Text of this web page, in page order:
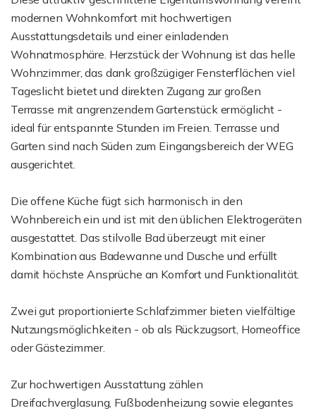
modernen Wohnkomfort mit hochwertigen
Ausstattungsdetails und einer einladenden
Wohnatmosphäre. Herzstück der Wohnung ist das helle
Wohnzimmer, das dank großzügiger Fensterflächen viel
Tageslicht bietet und direkten Zugang zur großen
Terrasse mit angrenzendem Gartenstück ermöglicht -
ideal für entspannte Stunden im Freien. Terrasse und
Garten sind nach Süden zum Eingangsbereich der WEG
ausgerichtet.
Die offene Küche fügt sich harmonisch in den
Wohnbereich ein und ist mit den üblichen Elektrogeräten
ausgestattet. Das stilvolle Bad überzeugt mit einer
Kombination aus Badewanne und Dusche und erfüllt
damit höchste Ansprüche an Komfort und Funktionalität.
Zwei gut proportionierte Schlafzimmer bieten vielfältige
Nutzungsmöglichkeiten - ob als Rückzugsort, Homeoffice
oder Gästezimmer.
Zur hochwertigen Ausstattung zählen
Dreifachverglasung, Fußbodenheizung sowie elegantes